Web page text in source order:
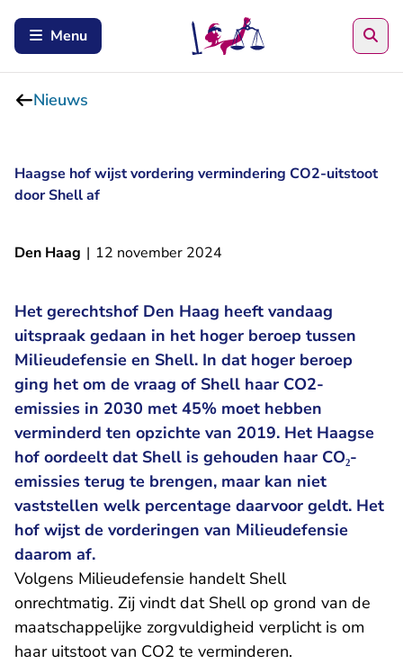
Menu
Nieuws
Haagse hof wijst vordering vermindering CO2-uitstoot
door Shell af
Den Haag | 12 november 2024
Het gerechtshof Den Haag heeft vandaag
uitspraak gedaan in het hoger beroep tussen
Milieudefensie en Shell. In dat hoger beroep
ging het om de vraag of Shell haar CO2-
emissies in 2030 met 45% moet hebben
verminderd ten opzichte van 2019. Het Haagse
hof oordeelt dat Shell is gehouden haar CO₂-
emissies terug te brengen, maar kan niet
vaststellen welk percentage daarvoor geldt. Het
hof wijst de vorderingen van Milieudefensie
daarom af.
Volgens Milieudefensie handelt Shell
onrechtmatig. Zij vindt dat Shell op grond van de
maatschappelijke zorgvuldigheid verplicht is om
haar uitstoot van CO2 te verminderen.